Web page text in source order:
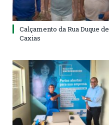
Calçamento da Rua Duque de
Caxias